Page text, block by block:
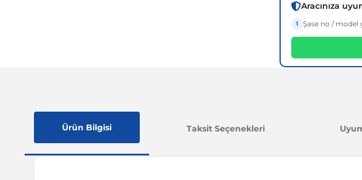
Aracınıza
1 Şase no / model
Ürün Bilgisi Taksit Seçenekleri